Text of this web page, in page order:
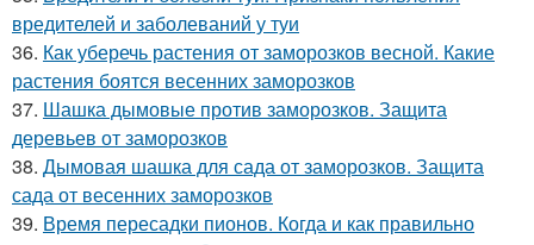
вредителей и заболеваний у туи
36. Как уберечь растения от заморозков весной. Какие
растения боятся весенних заморозков
37. Шашка дымовые против заморозков. Защита
деревьев от заморозков
38. Дымовая шашка для сада от заморозков. Защита
сада от весенних заморозков
39. Время пересадки пионов. Когда и как правильно